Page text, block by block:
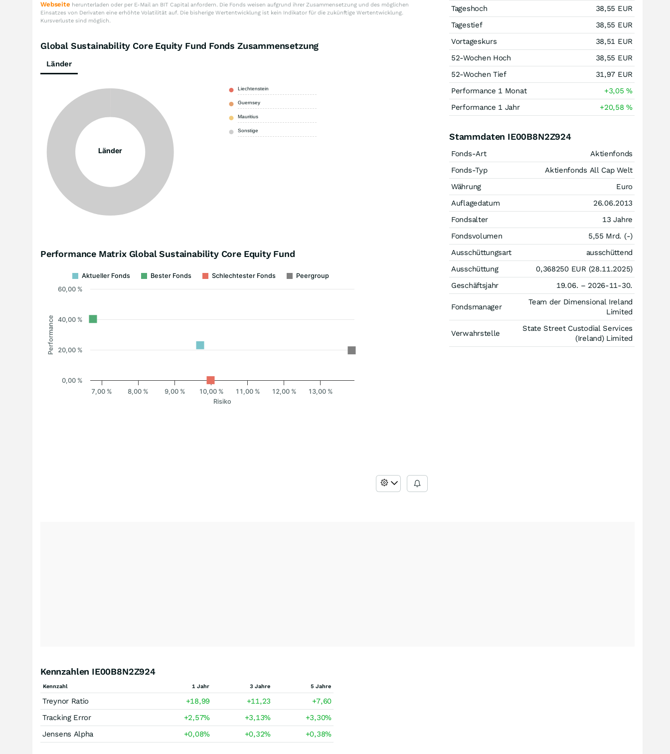
Webseite herunterladen oder per E-Mail an BIT Capital anfordern. Die Fonds weisen aufgrund ihrer Zusammensetzung und des möglichen
Einsatzes von Derivaten eine erhöhte Volatilität auf. Die bisherige Wertentwicklung ist kein Indikator für die zukünftige Wertentwicklung.
Kursverluste sind möglich.
Global Sustainability Core Equity Fund Fonds Zusammensetzung
Länder
Länder
Liechtenstein
Guernsey
Mauritius
Sonstige
Performance Matrix Global Sustainability Core Equity Fund
Risiko
Performance
Aktueller Fonds Bester Fonds Schlechtester Fonds Peergroup
7,00 % 8,00 % 9,00 % 10,00 % 11,00 % 12,00 % 13,00 %
0,00 %
20,00 %
40,00 %
60,00 %
Tageshoch
38,55 EUR
Tagestief
38,55 EUR
Vortageskurs
38,51 EUR
52-Wochen Hoch
38,55 EUR
52-Wochen Tief
31,97 EUR
Performance 1 Monat
+3,05%
Performance 1 Jahr
+20,58%
Stammdaten IE00B8N2Z924
Fonds-Art
Aktienfonds
Fonds-Typ
Aktienfonds All Cap Welt
Währung
Euro
Auflagedatum
26.06.2013
Fondsalter
13 Jahre
Fondsvolumen
5,55 Mrd. (-)
Ausschüttungsart
ausschüttend
Ausschüttung
0,368250 EUR (28.11.2025)
Geschäftsjahr
19.06. – 2026-11-30.
Fondsmanager
Team der Dimensional Ireland
Limited
Verwahrstelle
State Street Custodial Services
(Ireland) Limited
Kennzahlen IE00B8N2Z924
Kennzahl 1 Jahr 3 Jahre 5 Jahre
Treynor Ratio +18,99 +11,23
+7,60
Tracking Error
+2,57% +3,13% +3,30%
Jensens Alpha
+0,08% +0,32% +0,38%